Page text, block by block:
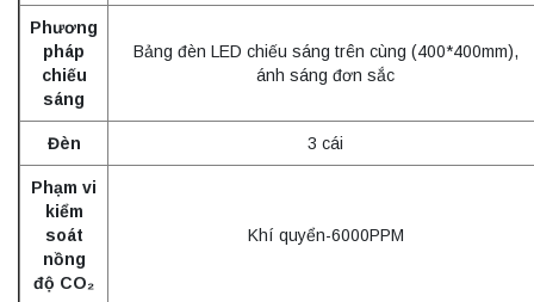
Phương
pháp
chiếu
sáng
Bảng đèn LED chiếu sáng trên cùng (400*400mm),
ánh sáng đơn sắc
Đèn 3 cái
Phạm vi
kiểm
soát
nồng
độ CO₂
Khí quyển-6000PPM